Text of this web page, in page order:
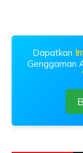
Dapatkan
Genggaman